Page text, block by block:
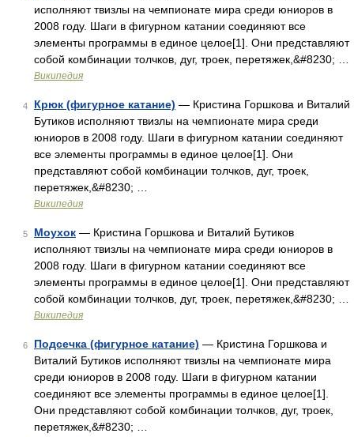
исполняют твизлы на чемпионате мира среди юниоров в
2008 году. Шаги в фигурном катании соединяют все
элементы программы в единое целое[1]. Они представляют
собой комбинации толчков, дуг, троек, перетяжек,&#8230; …
Википедия
4 Крюк (фигурное катание) — Кристина Горшкова и Виталий
Бутиков исполняют твизлы на чемпионате мира среди
юниоров в 2008 году. Шаги в фигурном катании соединяют
все элементы программы в единое целое[1]. Они
представляют собой комбинации толчков, дуг, троек,
перетяжек,&#8230; …
Википедия
5 Моухок — Кристина Горшкова и Виталий Бутиков
исполняют твизлы на чемпионате мира среди юниоров в
2008 году. Шаги в фигурном катании соединяют все
элементы программы в единое целое[1]. Они представляют
собой комбинации толчков, дуг, троек, перетяжек,&#8230; …
Википедия
6 Подсечка (фигурное катание) — Кристина Горшкова и
Виталий Бутиков исполняют твизлы на чемпионате мира
среди юниоров в 2008 году. Шаги в фигурном катании
соединяют все элементы программы в единое целое[1].
Они представляют собой комбинации толчков, дуг, троек,
перетяжек,&#8230; …